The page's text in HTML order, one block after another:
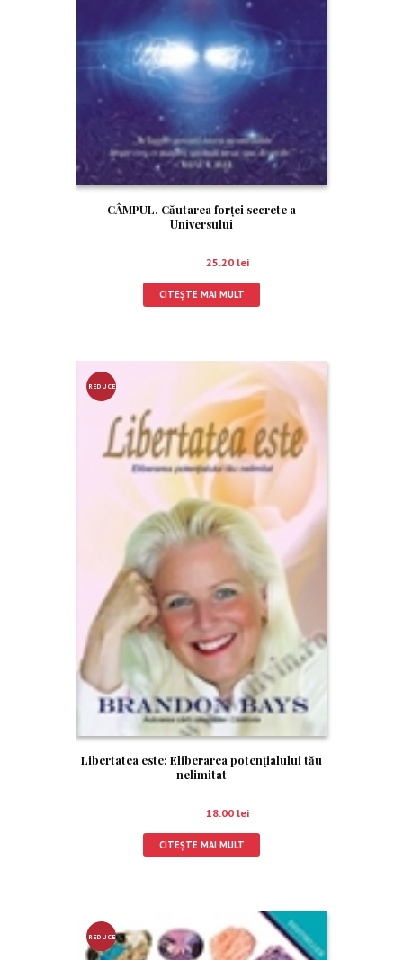
CÂMPUL. Căutarea forţei secrete a
Universului
25.20 lei
CITEȘTE MAI MULT
REDUCE
Libertatea este: Eliberarea potenţialului tău
nelimitat
18.00 lei
CITEȘTE MAI MULT
REDUCE